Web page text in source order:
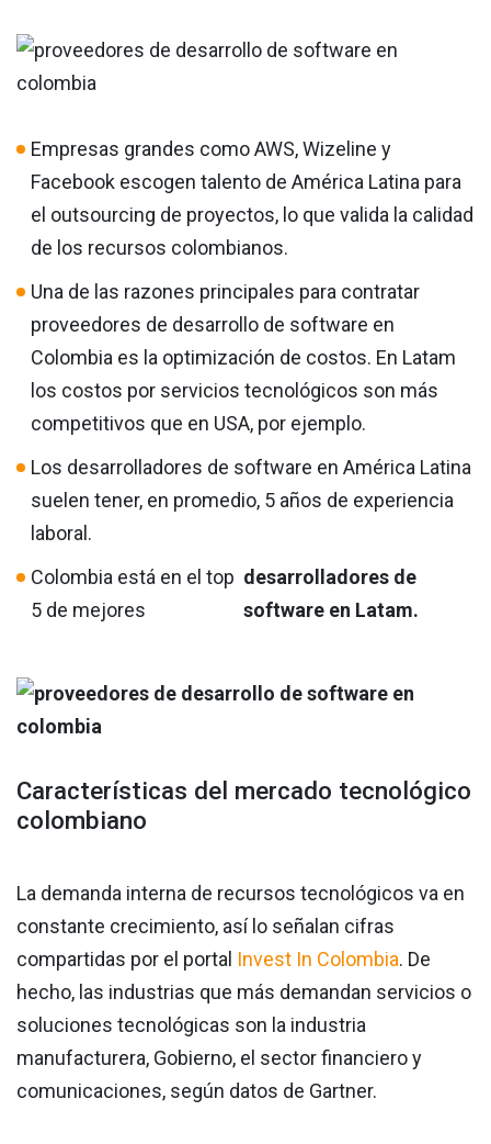
Empresas grandes como AWS, Wizeline y
Facebook escogen talento de América Latina para
el outsourcing de proyectos, lo que valida la calidad
de los recursos colombianos.
Una de las razones principales para contratar
proveedores de desarrollo de software en
Colombia es la optimización de costos. En Latam
los costos por servicios tecnológicos son más
competitivos que en USA, por ejemplo.
Los desarrolladores de software en América Latina
suelen tener, en promedio, 5 años de experiencia
laboral.
Colombia está en el top
5 de mejores
desarrolladores de
software en Latam.
Características del mercado tecnológico
colombiano
La demanda interna de recursos tecnológicos va en
constante crecimiento, así lo señalan cifras
compartidas por el portal Invest In Colombia. De
hecho, las industrias que más demandan servicios o
soluciones tecnológicas son la industria
manufacturera, Gobierno, el sector financiero y
comunicaciones, según datos de Gartner.